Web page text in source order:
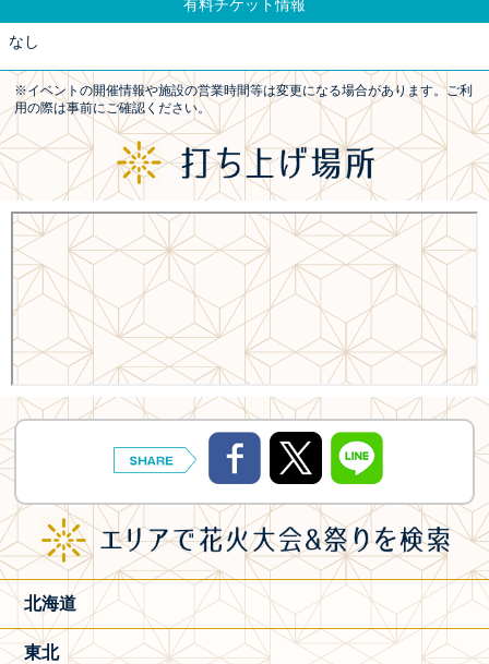
有料チケット情報
なし
※イベントの開催情報や施設の営業時間等は変更になる場合があります。ご利
用の際は事前にご確認ください。
北海道
東北